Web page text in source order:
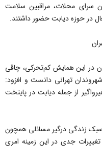
سرای محلات، مراقبین سلامت
در حوزه دیابت حضور داشتند.
در این همایش کم‌تحرکی، چاقی
تهرانی دانست و افزود:
از جمله دیابت در پایتخت
سبک زندگی درگیر مسائلی همچون
جدی در این زمینه امری